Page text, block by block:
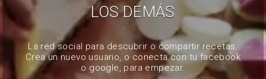
LOS DEMÁS
La red social para descubrir o compartir recetas.
Crea un nuevo usuario, o conecta con tu facebook
o google, para empezar.